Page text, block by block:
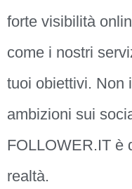
forte visibilità
come i nostri
tuoi obiettivi. Non
ambizioni sui
FOLLOWER.IT è
realtà.